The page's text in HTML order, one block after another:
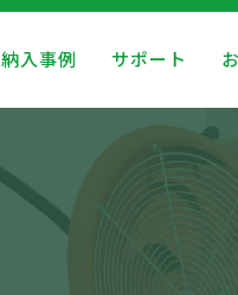
納入事例 サポート